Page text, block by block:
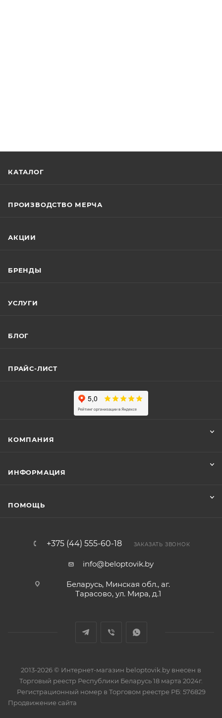
КАТАЛОГ
ПРОИЗВОДСТВО МЕРЧА
АКЦИИ
БРЕНДЫ
УСЛУГИ
БЛОГ
ПРАЙС-ЛИСТ
КОМПАНИЯ
ИНФОРМАЦИЯ
ПОМОЩЬ
+375 (44) 555-60-18 ЗАКАЗАТЬ ЗВОНОК
info@beloptovik.by
Беларусь, Минская обл., аг.
Тарасово, ул. Мира, д.1
2013-2026 © Интернет-магазин beloptovik.by внесен в
Торговый реестр Республики Беларусь 18 марта 2024г.
Регистрационный номер в Торговом реестре РБ: 576829
Продвижение сайта